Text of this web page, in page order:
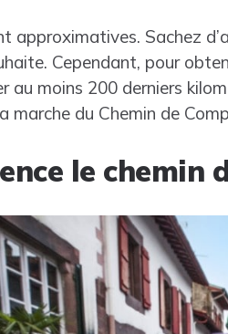
approximatives. Sachez
Cependant, pour
au moins 200 derniers
marche du Chemin de
le chemin